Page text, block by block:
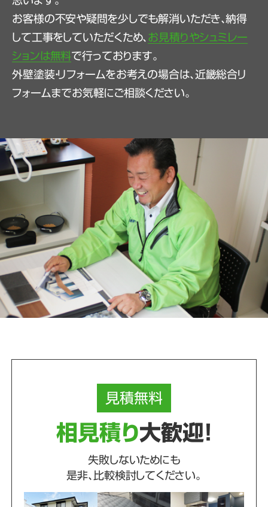
お客様の不安や疑問を少しでも解消いただき、納得
して工事をしていただくため、 お見積りやシュミレー
ションは無料で行っております。
外壁塗装・リフォームをお考えの場合は、近畿総合リ
フォームまでお気軽にご相談ください。
見積無料
相見積り大歓迎！
失敗しないためにも
是非、比較検討してください。